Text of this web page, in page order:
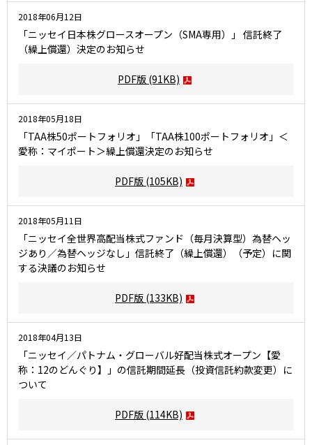
2018年06月12日
「ニッセイ日本株グロースオープン（SMA専用）」 信託終了
（繰上償還）決定のお知らせ
PDF版 (91KB)
2018年05月18日
「TAA株50ポートフォリオ」「TAA株100ポートフォリオ」＜
愛称：マイポート＞繰上償還決定のお知らせ
PDF版 (105KB)
2018年05月11日
「ニッセイ全世界高配当株式ファンド（毎月決算型）為替ヘッ
ジあり／為替ヘッジなし」信託終了（繰上償還）（予定）に関
する決議のお知らせ
PDF版 (133KB)
2018年04月13日
「ニッセイ／パトナム・グローバル好配当株式オープン【愛
称：12のどんぐり】」の信託期間延長（投資信託約款変更）に
ついて
PDF版 (114KB)